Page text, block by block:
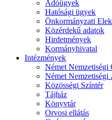
Adóügyek
Hatósági ügyek
Önkormányzati
Közérdekű adatok
Hirdetmények
Kormányhivatal
Intézmények
Német Nemzetiségi
Német Nemzetiségi
Közösségi Színtér
Tájház
Könyvtár
Orvosi ellátás